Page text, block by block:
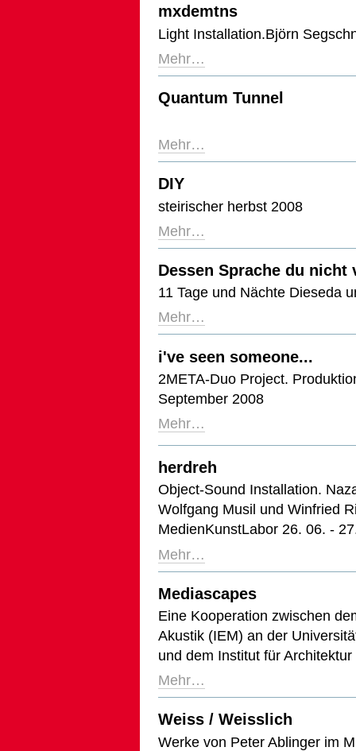
mxdemtns
Light Installation.Björn
Mehr…
Quantum Tunnel
Mehr…
DIY
steirischer herbst 2008
Mehr…
Dessen Sprache du nicht
11 Tage und Nächte Dieseda
Mehr…
i've seen someone...
2META-Duo Project.
September 2008
Mehr…
herdreh
Object-Sound Installation.
Wolfgang Musil und Winfried
MedienKunstLabor 26. 06. -
Mehr…
Mediascapes
Eine Kooperation zwischen
Akustik (IEM) an der
und dem Institut für
Mehr…
Weiss / Weisslich
Werke von Peter Ablinger im